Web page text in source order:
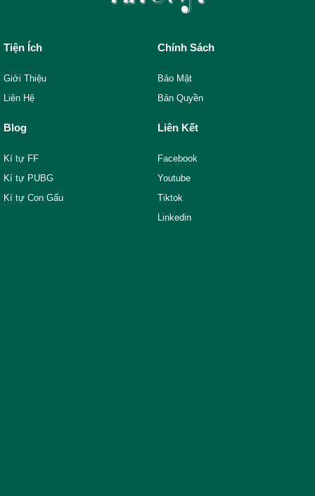
Tiện Ích
Giới Thiệu
Liên Hệ
Chính Sách
Bảo Mật
Bản Quyền
Blog
Kí tự FF
Kí tự PUBG
Kí tự Con Gấu
Liên Kết
Facebook
Youtube
Tiktok
Linkedin